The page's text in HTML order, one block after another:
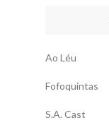
Ao Léu
Fofoquintas
S.A. Cast